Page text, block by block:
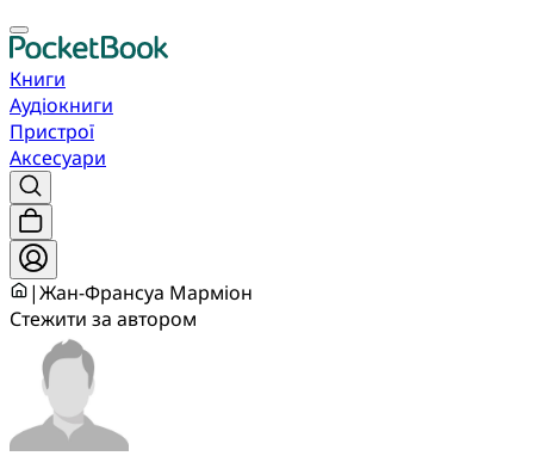
Книги
Аудіокниги
Пристрої
Аксесуари
|Жан-Франсуа Марміон
Стежити за автором